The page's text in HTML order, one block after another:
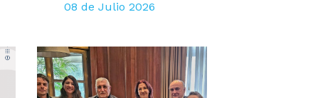
08 de Julio 2026